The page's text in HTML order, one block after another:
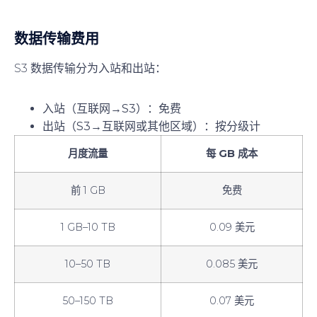
数据传输费用
S3 数据传输分为入站和出站：
入站（互联网→S3）
：免费
出站（S3→互联网或其他区域）
：按分级计
月度流量 每 GB 成本
前 1 GB 免费
1 GB–10 TB 0.09 美元
10–50 TB 0.085 美元
50–150 TB 0.07 美元